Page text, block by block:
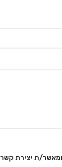
ת יצירת